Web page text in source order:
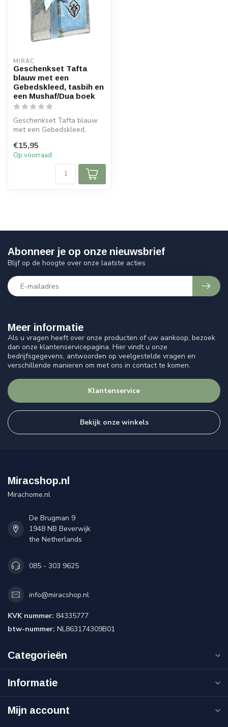
MIRAC
Geschenkset Tafta
blauw met een
Gebedskleed, tasbih en
een Mushaf/Dua boek
Geschenkset Tafta blauw
met een Gebedskleed,
boek
Afme...
€15,95
Op voorraad
Meer informatie
Als u vragen heeft over onze producten of uw aankoop, bezoek
dan onze klantenservicepagina. Hier vindt u onze
bedrijfsgegevens, antwoorden op veelgestelde vragen en
verschillende manieren om met ons in contact te komen.
Klantenservice
Bekijk onze winkels
Abonneer je op onze nieuwsbrief
Blijf op de hoogte over onze laatste acties
Miracshop.nl
Mirachome.nl
De Brugman 9
1948 NB Beverwijk
the Netherlands
085 - 303 9625
info@miracshop.nl
KVK nummer: 84335777
btw-nummer: NL863174309B01
Categorieën
Informatie
Mijn account